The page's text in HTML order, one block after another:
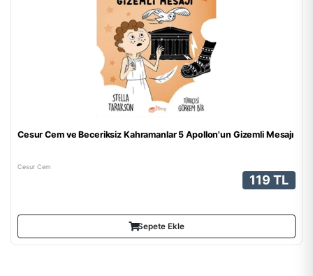
Cesur Cem ve Beceriksiz Kahramanlar 5 Apollon'un Gizemli Mesajı
Cesur Cem
119 TL
Sepete Ekle